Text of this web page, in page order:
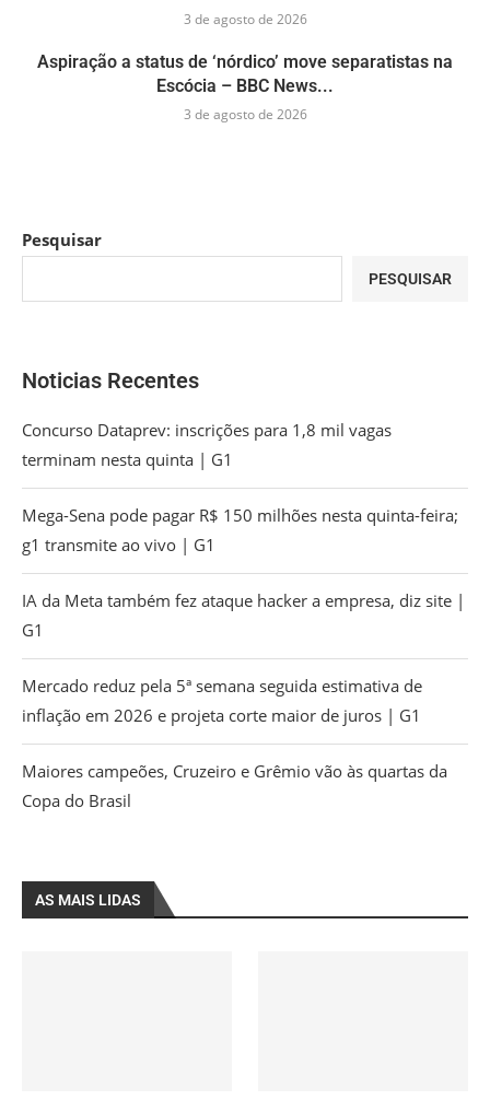
3 de agosto de 2026
Aspiração a status de ‘nórdico’ move separatistas na
Escócia – BBC News...
3 de agosto de 2026
Pesquisar
PESQUISAR
Noticias Recentes
Concurso Dataprev: inscrições para 1,8 mil vagas
terminam nesta quinta | G1
Mega-Sena pode pagar R$ 150 milhões nesta quinta-feira;
g1 transmite ao vivo | G1
IA da Meta também fez ataque hacker a empresa, diz site |
G1
Mercado reduz pela 5ª semana seguida estimativa de
inflação em 2026 e projeta corte maior de juros | G1
Maiores campeões, Cruzeiro e Grêmio vão às quartas da
Copa do Brasil
AS MAIS LIDAS